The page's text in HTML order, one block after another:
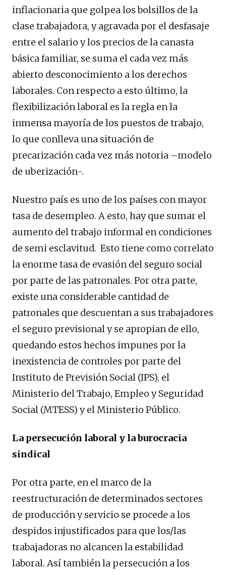
inflacionaria que golpea los bolsillos de la
clase trabajadora, y agravada por el desfasaje
entre el salario y los precios de la canasta
básica familiar, se suma el cada vez más
abierto desconocimiento a los derechos
laborales. Con respecto a esto último, la
flexibilización laboral es la regla en la
inmensa mayoría de los puestos de trabajo,
lo que conlleva una situación de
precarización cada vez más notoria –modelo
de uberización-.
Nuestro país es uno de los países con mayor
tasa de desempleo. A esto, hay que sumar el
aumento del trabajo informal en condiciones
de semi esclavitud. Esto tiene como correlato
la enorme tasa de evasión del seguro social
por parte de las patronales. Por otra parte,
existe una considerable cantidad de
patronales que descuentan a sus trabajadores
el seguro previsional y se apropian de ello,
quedando estos hechos impunes por la
inexistencia de controles por parte del
Instituto de Previsión Social (IPS), el
Ministerio del Trabajo, Empleo y Seguridad
Social (MTESS) y el Ministerio Público.
La persecución laboral y la burocracia
sindical
Por otra parte, en el marco de la
reestructuración de determinados sectores
de producción y servicio se procede a los
despidos injustificados para que los/las
trabajadoras no alcancen la estabilidad
laboral. Así también la persecución a los